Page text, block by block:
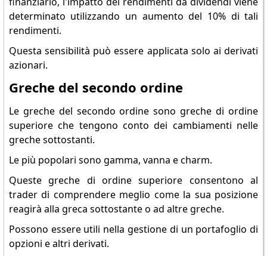
determinato utilizzando un aumento del 10% di tali
rendimenti.
Questa sensibilità può essere applicata solo ai derivati
azionari.
Greche del secondo ordine
Le greche del secondo ordine sono greche di ordine
superiore che tengono conto dei cambiamenti nelle
greche sottostanti.
Le più popolari sono gamma, vanna e charm.
Queste greche di ordine superiore consentono al
trader di comprendere meglio come la sua posizione
reagirà alla greca sottostante o ad altre greche.
Possono essere utili nella gestione di un portafoglio di
opzioni e altri derivati.